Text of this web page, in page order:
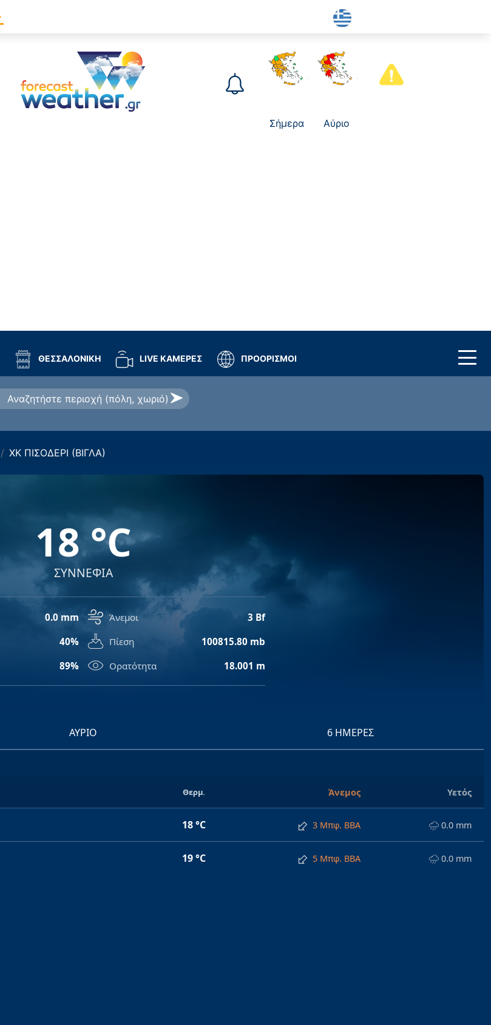
Σήμερα Αύριο
ΘΕΣΣΑΛΟΝΙΚΗ LIVE ΚΑΜΕΡΕΣ ΠΡΟΟΡΙΣΜΟΙ
ΧΚ ΠΙΣΟΔΕΡΙ (ΒΙΓΛΑ)
18 °C
ΣΥΝΝΕΦΙΑ
0.0 mm Άνεμοι
3 Bf
40% Πίεση
100815.80 mb
89% Ορατότητα 18.001 m
ΑΎΡΙΟ 6 ΗΜΈΡΕΣ
Θερμ. Άνεμος Υετός
18 °C 3 Μπφ. ΒΒΑ 0.0 mm
19 °C 5 Μπφ. ΒΒΑ 0.0 mm